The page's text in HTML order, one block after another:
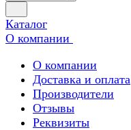
Каталог
О компании
О компании
Доставка и оплата
Производители
Отзывы
Реквизиты